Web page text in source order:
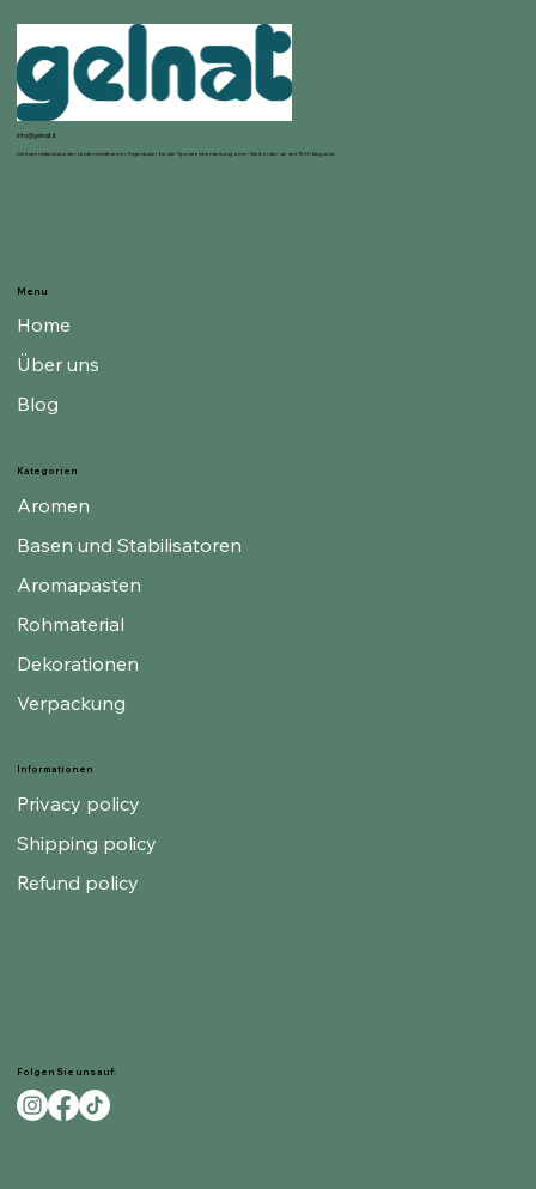
info@gelnat.it
Gelnat entstand aus der Leidenschaft seiner Eigentümer für die Speiseeisherstellung, einer Welt, in der sie seit 1950 tätig sind.
Informationen
Privacy policy
Shipping policy
Refund policy
Kategorien
Aromen
Basen und Stabilisatoren
Aromapasten
Rohmaterial
Dekorationen
Verpackung
Menu
Home
Über uns
Blog
Folgen Sie uns auf: